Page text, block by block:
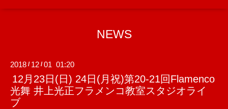
NEWS
2018 / 12 /01 01:20
12月23日(日) 24日(月祝)第20-21回Flamenco
光舞 井上光正フラメンコ教室スタジオライ
ブ